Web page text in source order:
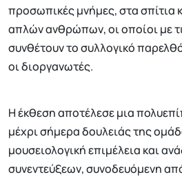
προσωπικές μνήμες, στα σπίτια
απλών ανθρώπων, οι οποίοι με
συνθέτουν το συλλογικό
οι διοργανωτές.
Η έκθεση αποτέλεσε μια
μέχρι σήμερα δουλειάς της
μουσειολογική επιμέλεια και
συνεντεύξεων, συνοδευόμενη